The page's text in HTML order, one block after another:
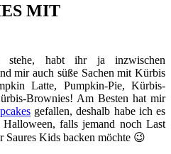
MIT
habt ihr ja inzwischen
mir auch süße Sachen mit Kürbis
Latte, Pumpkin-Pie, Kürbis-
Brownies! Am Besten hat mir
gefallen, deshalb habe ich es
Halloween, falls jemand noch Last
Saures Kids backen möchte 😉